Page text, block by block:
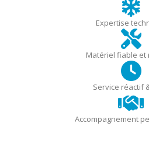
Expertise
Matériel fiable et
Service réactif
Accompagnement